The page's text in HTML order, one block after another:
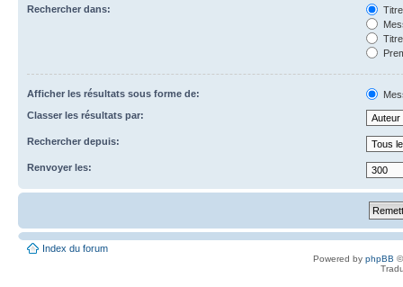
Rechercher dans:
Afficher les résultats sous forme de:
Classer les résultats par:
Rechercher depuis:
Renvoyer les:
Index du forum
Powered by phpBB